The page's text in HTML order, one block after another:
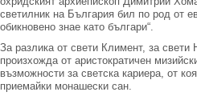
светилник на България бил по род от
обикновено знае като българи“.
За разлика от свети Климент, за
произхожда от аристократичен
възможности за светска кариера, от
приемайки монашески сан.